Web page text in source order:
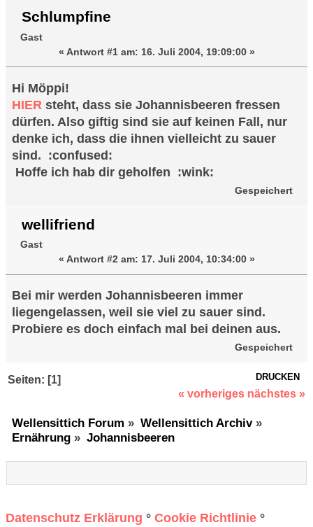
Schlumpfine
Gast
« Antwort #1 am: 16. Juli 2004, 19:09:00 »
Hi Möppi!
HIER steht, dass sie Johannisbeeren fressen
dürfen. Also giftig sind sie auf keinen Fall, nur
denke ich, dass die ihnen vielleicht zu sauer
sind. :confused:
Hoffe ich hab dir geholfen :wink:
Gespeichert
wellifriend
Gast
« Antwort #2 am: 17. Juli 2004, 10:34:00 »
Bei mir werden Johannisbeeren immer
liegengelassen, weil sie viel zu sauer sind.
Probiere es doch einfach mal bei deinen aus.
Gespeichert
DRUCKEN
Seiten: [1]
« vorheriges nächstes »
Wellensittich Forum » Wellensittich Archiv»
Ernährung» Johannisbeeren
Datenschutz Erklärung ° Cookie Richtlinie °